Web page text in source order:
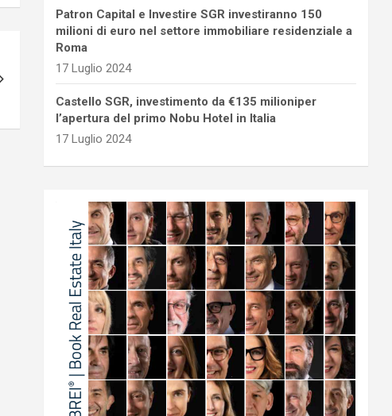
Patron Capital e Investire SGR investiranno 150
milioni di euro nel settore immobiliare residenziale a
Roma
17 Luglio 2024
Castello SGR, investimento da €135 milioniper
l’apertura del primo Nobu Hotel in Italia
17 Luglio 2024